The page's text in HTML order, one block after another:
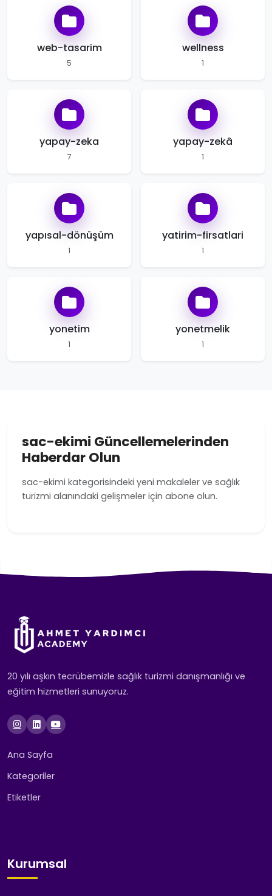
web-tasarim
5
wellness
1
yapay-zeka
7
yapay-zekâ
1
yapısal-dönüşüm
1
yatirim-firsatlari
1
yonetim
1
yonetmelik
1
sac-ekimi Güncellemelerinden
Haberdar Olun
sac-ekimi kategorisindeki yeni makaleler ve sağlık
turizmi alanındaki gelişmeler için abone olun.
20 yılı aşkın tecrübemizle sağlık turizmi danışmanlığı ve
eğitim hizmetleri sunuyoruz.
Ana Sayfa
Kategoriler
Etiketler
Kurumsal